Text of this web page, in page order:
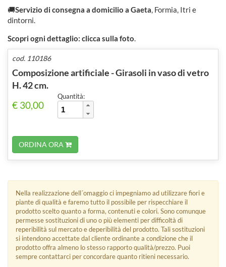
🚚Servizio di consegna a domicilio a Gaeta , Formia, Itri e
dintorni.
Scopri ogni dettaglio: clicca sulla foto
cod. 110186
Composizione artificiale - Girasoli in vaso di vetro
H. 42 cm.
€ 30,00
Quantità:
ORDINA ORA
Nella realizzazione dell´omaggio ci impegniamo ad utilizzare fiori e
piante di qualità e faremo tutto il possibile per rispecchiare il
prodotto scelto quanto a forma, contenuti e colori. Sono comunque
permesse sostituzioni di uno o più elementi per difficoltà di
reperibilità sul mercato e deperibilità del prodotto. Tali sostituzioni
si intendono accettate dal cliente ordinante a condizione che il
prodotto offra almeno lo stesso rapporto qualità/prezzo. Puoi
sempre contattarci per concordare quanto ritieni necessario.